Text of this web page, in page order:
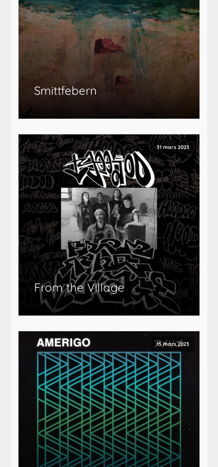
Smittfebern
31 mars 2023
From the Village
15 mars 2023